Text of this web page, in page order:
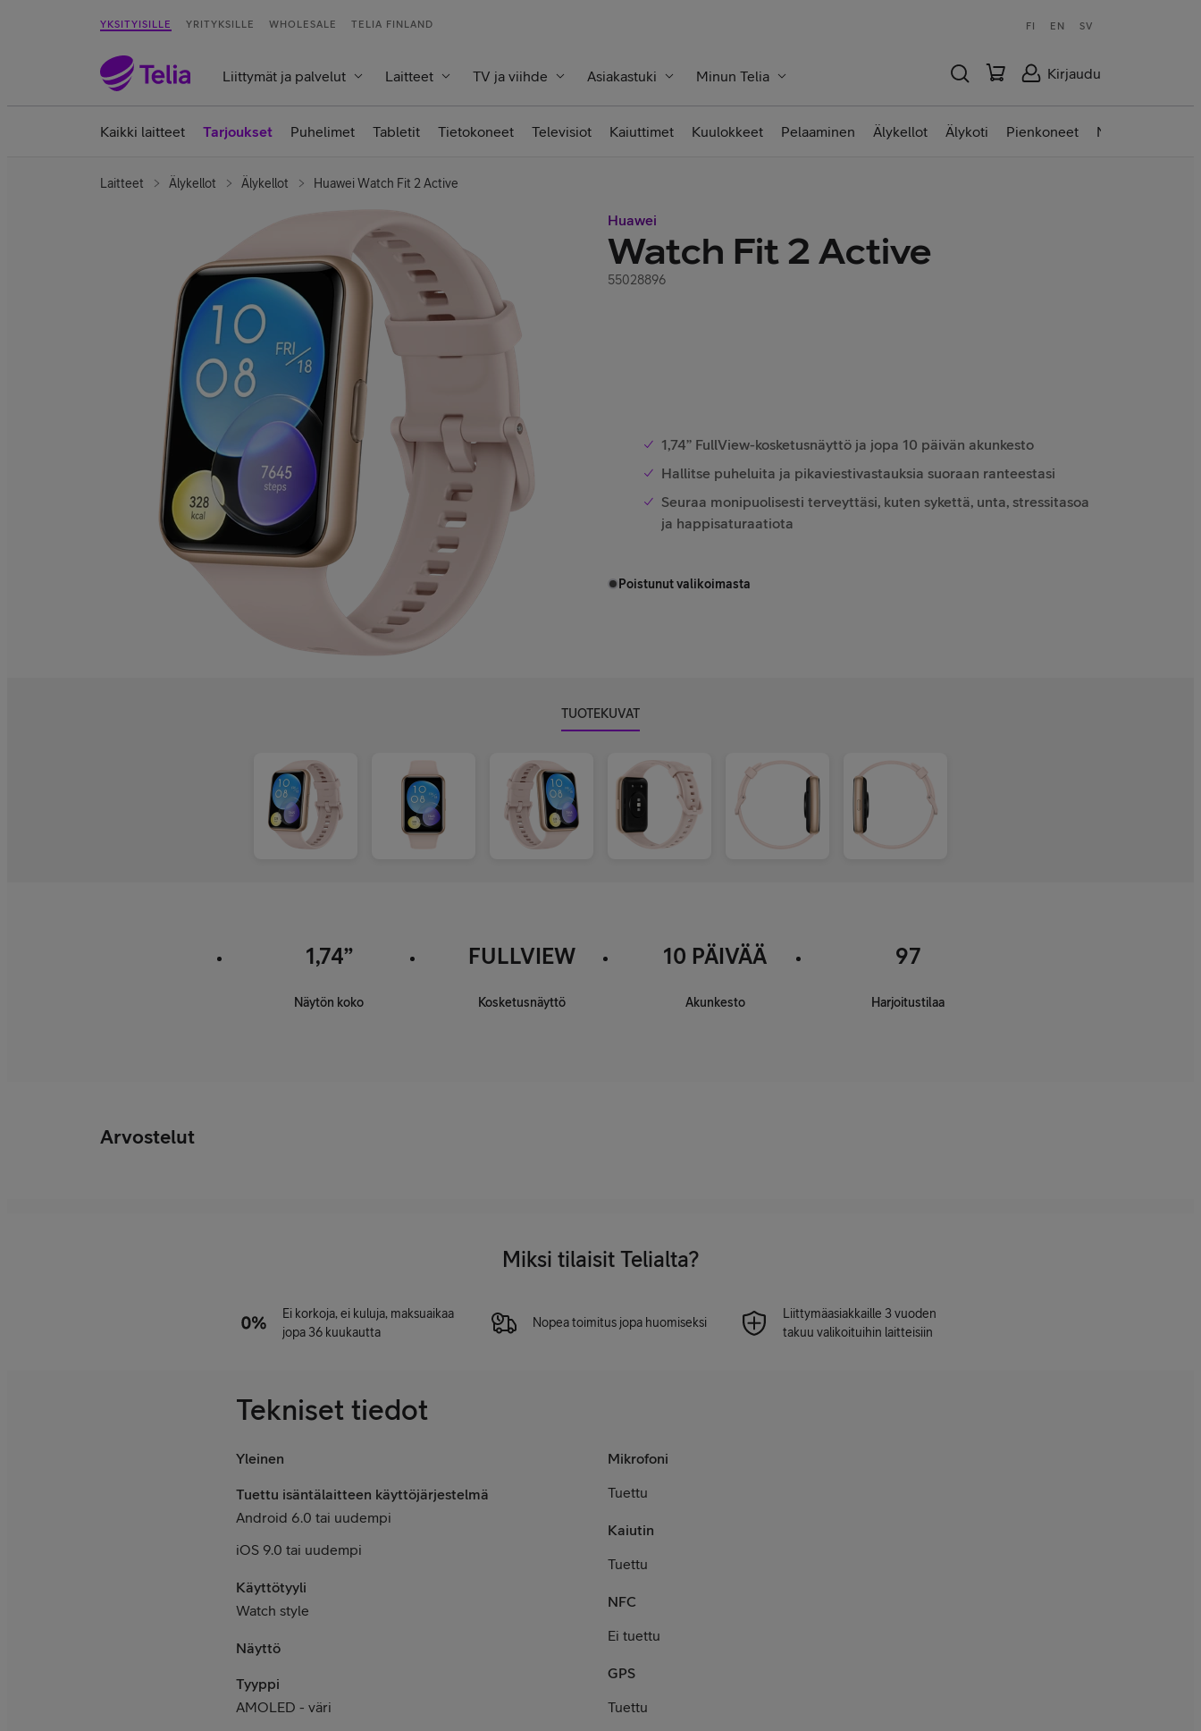
YKSITYISILLE YRITYKSILLE WHOLESALE TELIA FINLAND FI EN SV
Liittymät ja palvelut Laitteet TV ja viihde Asiakastuki Minun Telia Kirjaudu
Kaikki laitteet Tarjoukset Puhelimet Tabletit Tietokoneet Televisiot Kaiuttimet Kuulokkeet Pelaaminen Älykellot Älykoti Pienkoneet Nettilaitteet
Laitteet Älykellot Älykellot Huawei Watch Fit 2 Active
Huawei
Watch Fit 2 Active
55028896
1,74” FullView-kosketusnäyttö ja jopa 10 päivän akunkesto
Hallitse puheluita ja pikaviestivastauksia suoraan ranteestasi
Seuraa monipuolisesti terveyttäsi, kuten sykettä, unta, stressitasoa
ja happisaturaatiota
Poistunut valikoimasta
TUOTEKUVAT
1,74”
Näytön koko
FULLVIEW
Kosketusnäyttö
10 PÄIVÄÄ
Akunkesto
97
Harjoitustilaa
Arvostelut
Miksi tilaisit Telialta?
Ei korkoja, ei kuluja, maksuaikaa
jopa 36 kuukautta
Nopea toimitus jopa huomiseksi
Liittymäasiakkaille 3 vuoden
takuu valikoituihin laitteisiin
Tekniset tiedot
Yleinen
Tuettu isäntälaitteen käyttöjärjestelmä
Android 6.0 tai uudempi
iOS 9.0 tai uudempi
Käyttötyyli
Watch style
Näyttö
Tyyppi
AMOLED - väri
Mikrofoni
Tuettu
Kaiutin
Tuettu
NFC
Ei tuettu
GPS
Tuettu